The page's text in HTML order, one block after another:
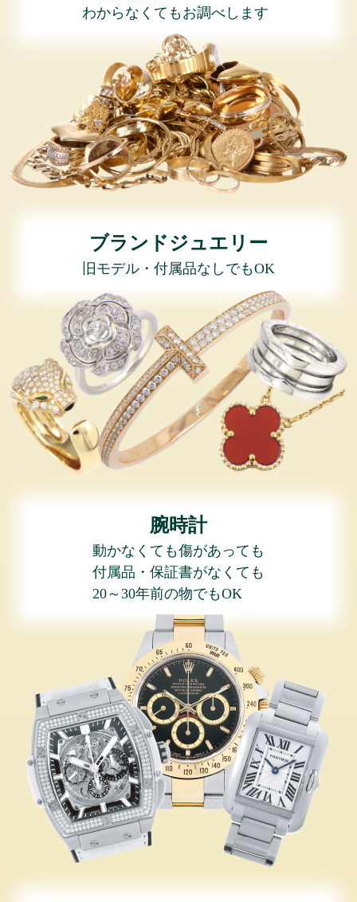
わからなくてもお調べします
ブランドジュエリー
旧モデル・付属品なしでもOK
腕時計
動かなくても傷があっても
付属品・保証書がなくても
20～30年前の物でもOK